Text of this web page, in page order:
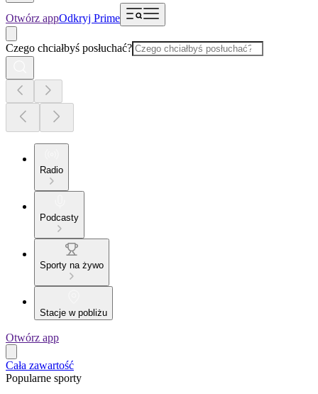
Otwórz appOdkryj Prime
Czego chciałbyś posłuchać?
Radio
Podcasty
Sporty na żywo
Stacje w pobliżu
Otwórz app
Cała zawartość
Popularne sporty